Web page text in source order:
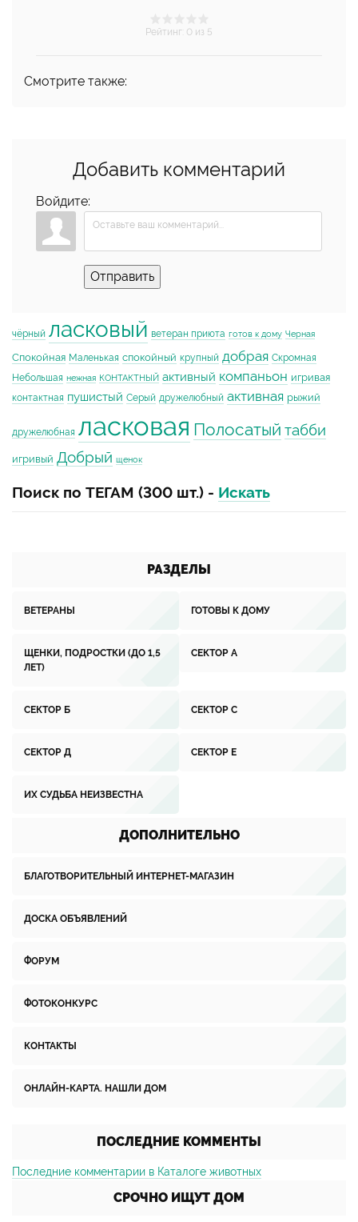
Рейтинг 0 из 5
Смотрите также:
Добавить комментарий
Войдите:
Отправить
чёрный ласковый ветеран приюта готов к дому Черная
Спокойная Маленькая спокойный крупный добрая Скромная
Небольшая нежная КОНТАКТНЫЙ активный компаньон игривая
контактная пушистый Серый дружелюбный активная рыжий
дружелюбная ласковая Полосатый табби
игривый Добрый щенок
Поиск по ТЕГАМ (300 шт.) - Искать
РАЗДЕЛЫ
ВЕТЕРАНЫ ГОТОВЫ К ДОМУ
ЩЕНКИ, ПОДРОСТКИ (ДО 1,5
ЛЕТ)
СЕКТОР А
СЕКТОР Б СЕКТОР С
СЕКТОР Д СЕКТОР Е
ИХ СУДЬБА НЕИЗВЕСТНА
ДОПОЛНИТЕЛЬНО
БЛАГОТВОРИТЕЛЬНЫЙ ИНТЕРНЕТ-МАГАЗИН
ДОСКА ОБЪЯВЛЕНИЙ
ФОРУМ
ФОТОКОНКУРС
КОНТАКТЫ
ОНЛАЙН-КАРТА. НАШЛИ ДОМ
ПОСЛЕДНИЕ КОММЕНТЫ
Последние комментарии в Каталоге животных
СРОЧНО ИЩУТ ДОМ